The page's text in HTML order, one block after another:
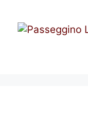
contenuto